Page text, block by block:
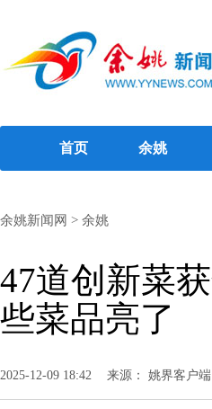
首页 余姚
余姚新闻网 > 余姚
47道创新菜
些菜品亮了
2025-12-09 18:42 来源： 姚界客户